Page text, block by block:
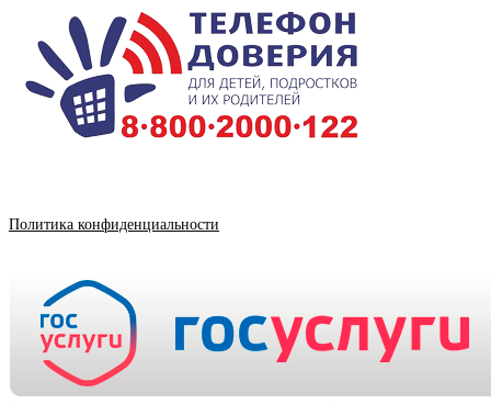
Политика конфиденциальности